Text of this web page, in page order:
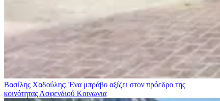
Βασίλης Χαδούλης: Ένα μπράβο αξίζει στον πρόεδρο της
κοινότητας Ασφενδιού Κοινωνια